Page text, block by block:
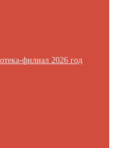
филиал 2026 год